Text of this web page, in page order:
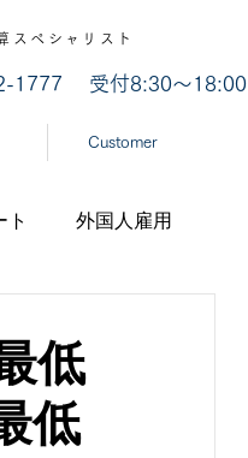
ペシャリスト
1777 受付8:30～18:00
Customer
ト 外国人雇用
経済産業省
低
低